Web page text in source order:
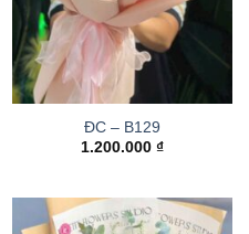
ĐC – B129
1.200.000 ₫